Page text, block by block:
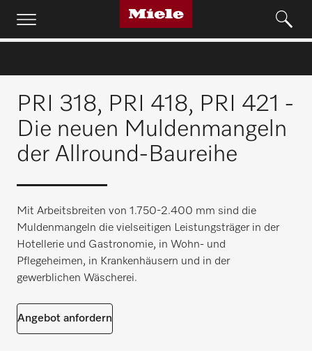
PRI 318, PRI 418, PRI 421 -
Die neuen Muldenmangeln
der Allround-Baureihe
Mit Arbeitsbreiten von 1.750-2.400 mm sind die
Muldenmangeln die vielseitigen Leistungsträger in der
Hotellerie und Gastronomie, in Wohn- und
Pflegeheimen, in Krankenhäusern und in der
gewerblichen Wäscherei.
Angebot anfordern